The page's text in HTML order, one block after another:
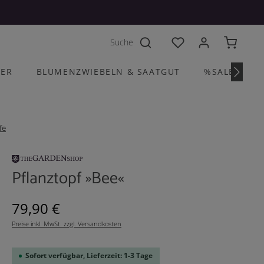
Du hast 0 Produkte
BLUMENZWIEBELN & SAATGUT %SALE%
Pflanztopf »Bee«
Regulärer Preis:
79,90 €
Preise inkl. MwSt. zzgl. Versandkosten
Sofort verfügbar, Lieferzeit: 1-3 Tage